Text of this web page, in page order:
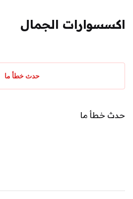
اكسسوارات الجمال
حدث خطأ ما
حدث خطأ ما